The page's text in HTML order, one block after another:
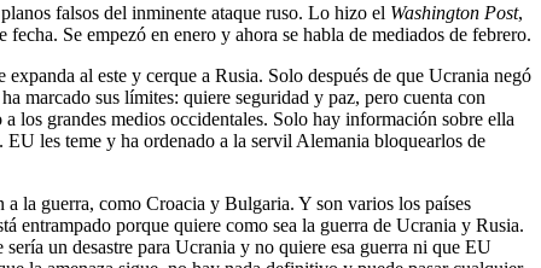
falsos del inminente ataque ruso. Lo hizo el Washington Post,
Se empezó en enero y ahora se habla de mediados de febrero.
al este y cerque a Rusia. Solo después de que Ucrania negó
marcado sus límites: quiere seguridad y paz, pero cuenta con
los grandes medios occidentales. Solo hay información sobre ella
les teme y ha ordenado a la servil Alemania bloquearlos de
la guerra, como Croacia y Bulgaria. Y son varios los países
entrampado porque quiere como sea la guerra de Ucrania y Rusia.
un desastre para Ucrania y no quiere esa guerra ni que EU